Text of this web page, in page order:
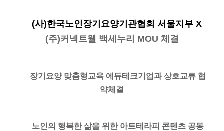
(사)한국노인장기요양기관협회 서울지부 X
(주)커넥트웰 백세누리 MOU 체결
장기요양 맞춤형교육 에듀테크기업과 상호교류 협
약체결
노인의 행복한 삶을 위한 아트테라피 콘텐츠 공동